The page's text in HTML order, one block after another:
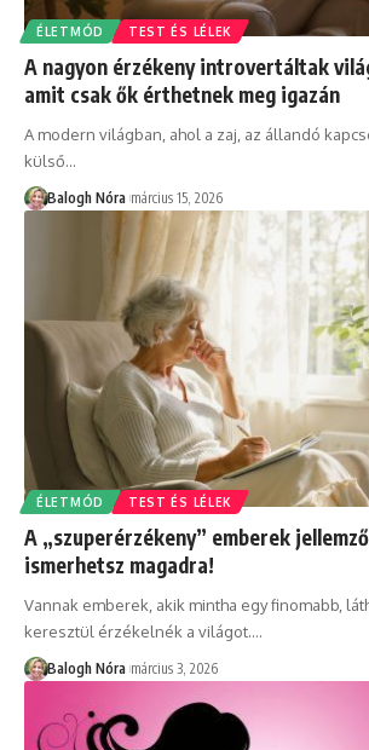
ÉLETMÓD TEST ÉS LÉLEK
A nagyon érzékeny introvertáltak
amit csak ők érthetnek meg igazán
A modern világban, ahol a zaj, az állandó
külső…
Balogh Nóra március 15, 2026
ÉLETMÓD TEST ÉS LÉLEK
A „szuperérzékeny” emberek
ismerhetsz magadra!
Vannak emberek, akik mintha egy finomabb,
keresztül érzékelnék a világot.…
Balogh Nóra március 3, 2026